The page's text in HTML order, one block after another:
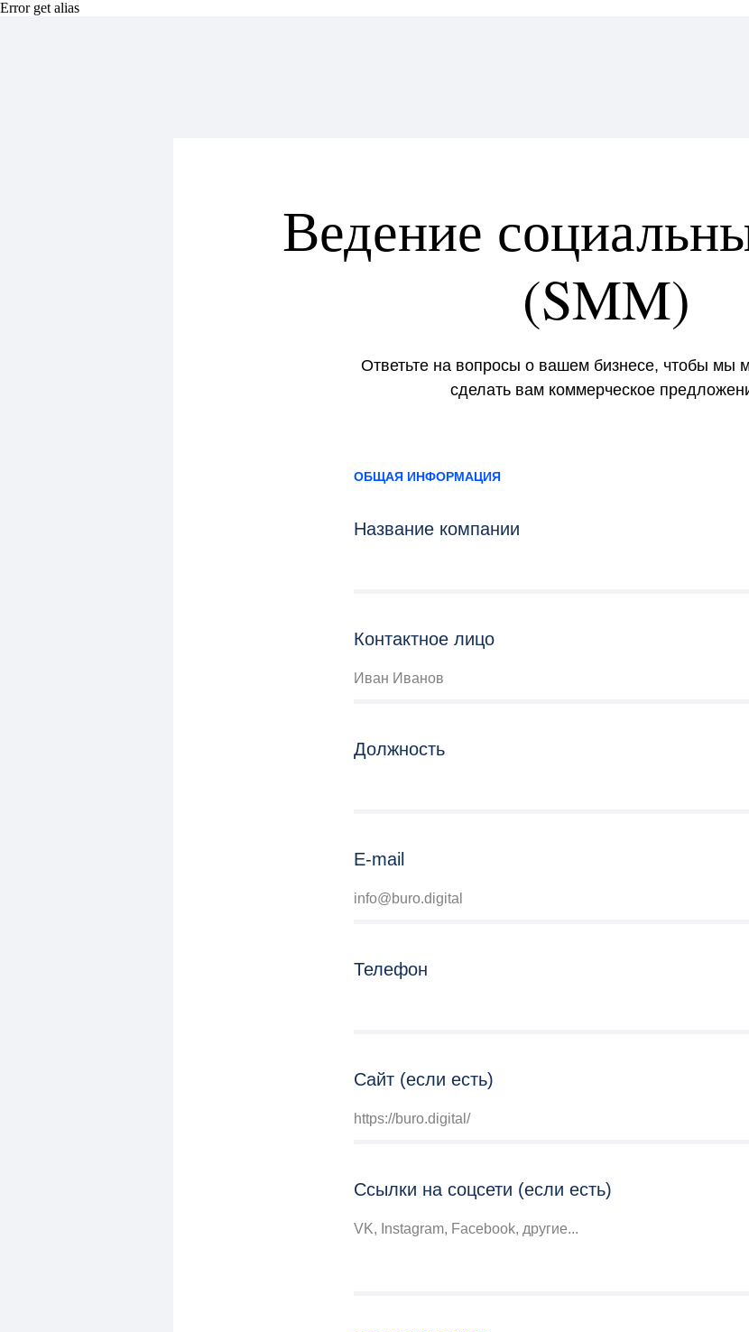
Error get alias
Ведение
(SMM)
Ответьте на вопросы о вашем бизнесе, чтобы мы
сделать вам коммерческое
ОБЩАЯ ИНФОРМАЦИЯ
Название компании
Контактное лицо
Иван Иванов
Должность
E-mail
info@buro.digital
Телефон
Сайт (если есть)
https://buro.digital/
Ссылки на соцсети (если есть)
VK, Instagram, Facebook, другие...